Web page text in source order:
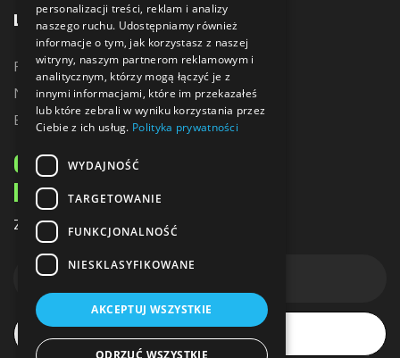
LINKI
Promocje
Nowe produkty
Bestsellery
ODBIERZ 10% ZNIŻKI
NA PIERWSZE ZAKUPY
Zapisz się do naszego newslettera
Subskrybuj
personalizacji treści, reklam i analizy
naszego ruchu. Udostępniamy również
informacje o tym, jak korzystasz z naszej
witryny, naszym partnerom reklamowym i
analitycznym, którzy mogą łączyć je z
innymi informacjami, które im przekazałeś
lub które zebrali w wyniku korzystania przez
Ciebie z ich usług. Polityka prywatności
WYDAJNOŚĆ
TARGETOWANIE
FUNKCJONALNOŚĆ
NIESKLASYFIKOWANE
AKCEPTUJ WSZYSTKIE
ODRZUĆ WSZYSTKIE